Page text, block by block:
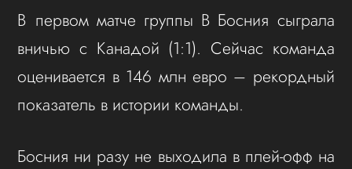
В первом матче группы B Босния сыграла
вничью с Канадой (1:1). Сейчас команда
оценивается в 146 млн евро – рекордный
показатель в истории команды.
Босния ни разу не выходила в плей-офф на